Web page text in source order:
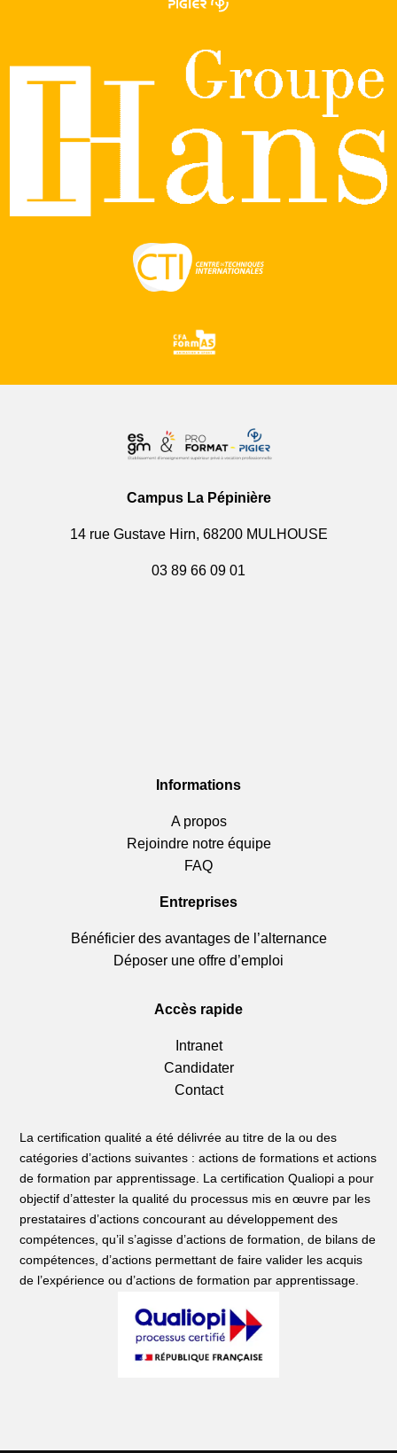
Campus La Pépinière
14 rue Gustave Hirn, 68200 MULHOUSE
03 89 66 09 01
Informations
A propos
Rejoindre notre équipe
FAQ
Entreprises
Bénéficier des avantages de l’alternance
Déposer une offre d’emploi
Accès rapide
Intranet
Candidater
Contact
La certification qualité a été délivrée au titre de la ou des
catégories d’actions suivantes : actions de formations et actions
de formation par apprentissage. La certification Qualiopi a pour
objectif d’attester la qualité du processus mis en œuvre par les
prestataires d’actions concourant au développement des
compétences, qu’il s’agisse d’actions de formation, de bilans de
compétences, d’actions permettant de faire valider les acquis
de l’expérience ou d’actions de formation par apprentissage.